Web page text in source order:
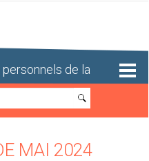
de la
Recherche
MAI 2024